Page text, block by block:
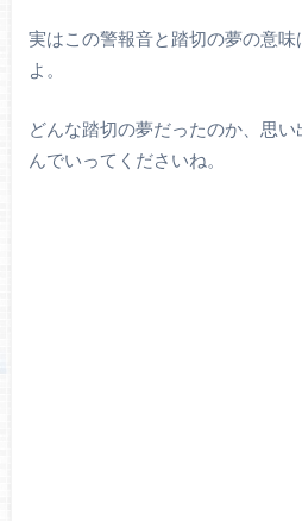
実はこの警報音と踏切の夢の意
よ。
どんな踏切の夢だったのか、思
んでいってくださいね。